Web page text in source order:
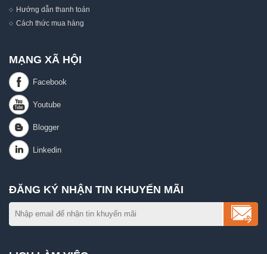
Hướng dẫn thanh toán
Cách thức mua hàng
MẠNG XÃ HỘI
ĐĂNG KÝ NHẬN TIN KHUYẾN MÃI